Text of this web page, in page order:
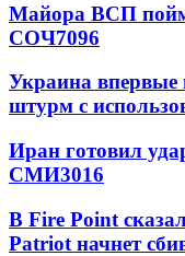
Майора ВСП
СОЧ7096
Украина
штурм с
Иран готовил
СМИ3016
В Fire Point
Patriot начнет